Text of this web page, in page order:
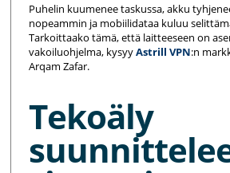
Puhelin kuumenee taskussa, akku
nopeammin ja mobiilidataa kuluu
Tarkoittaako tämä, että laitteeseen on
vakoiluohjelma, kysyyAstrill VPN:n
Arqam Zafar.
Tekoäly